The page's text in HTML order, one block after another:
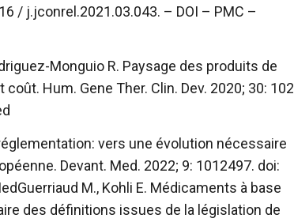
/ j.jconrel.2021.03.043. – DOI – PMC –
Monguio R. Paysage des produits de
Hum. Gene Ther. Clin. Dev. 2020; 30: 102
vers une évolution nécessaire
Devant. Med. 2022; 9: 1012497. doi:
Guerriaud M., Kohli E. Médicaments à base
des définitions issues de la législation de